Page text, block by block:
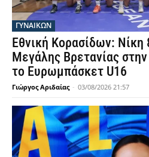
ΓΥΝΑΙΚΩΝ
Εθνική Κορασίδων: Νίκη
Μεγάλης Βρετανίας
το Ευρωμπάσκετ U16
Γιώργος Αριδαίας - 03/08/2026 21:57